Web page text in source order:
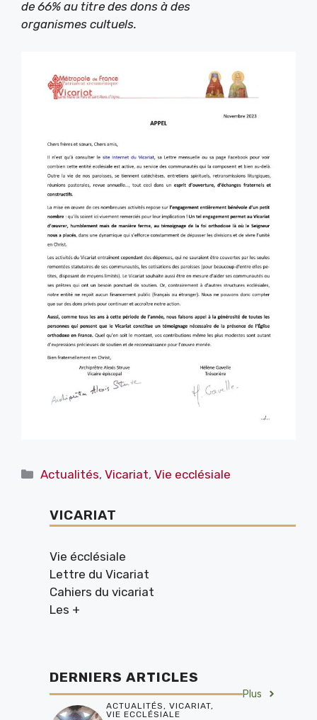
de 66% au titre des dons à des
organismes cultuels.
Catégories
Actualités,Vicariat,Vie ecclésiale
VICARIAT
Vie écclésiale
Lettre du Vicariat
Cahiers du vicariat
Les +
DERNIERS ARTICLES
Plus
ACTUALITÉS, VICARIAT,
VIE ECCLÉSIALE